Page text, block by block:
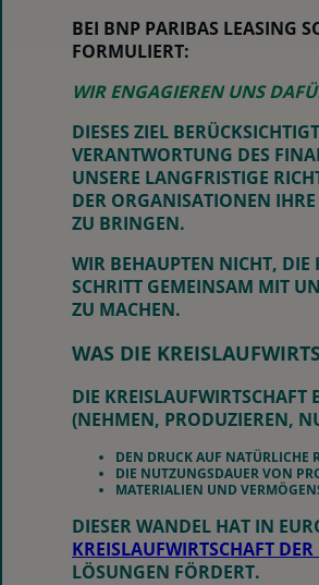
BEI BNP PARIBAS LEASING
FORMULIERT:
WIR ENGAGIEREN UNS
DIESES ZIEL
VERANTWORTUNG DES
UNSERE LANGFRISTIGE
DER ORGANISATIONEN
ZU BRINGEN.
WIR BEHAUPTEN NICHT, DIE
SCHRITT GEMEINSAM MIT
ZU MACHEN.
WAS DIE
DIE
(NEHMEN, PRODUZIEREN,
DEN DRUCK AUF NATÜRLICHE
DIE NUTZUNGSDAUER VON
MATERIALIEN UND
DIESER WANDEL HAT IN
KREISLAUFWIRTSCHAFT
LÖSUNGEN FÖRDERT.